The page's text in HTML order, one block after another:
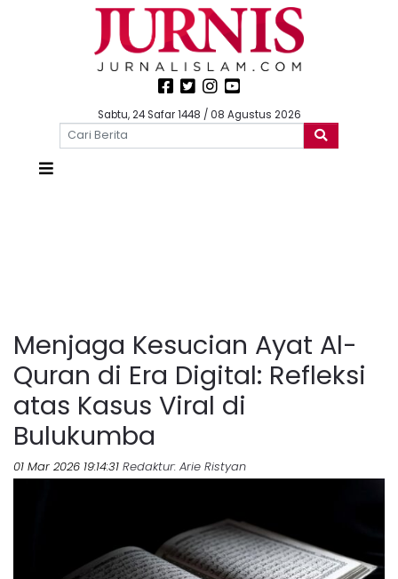
Sabtu, 24 Safar 1448 / 08 Agustus 2026
Menjaga Kesucian Ayat Al-
Quran di Era Digital: Refleksi
atas Kasus Viral di
Bulukumba
01 Mar 2026 19:14:31 Redaktur: Arie Ristyan